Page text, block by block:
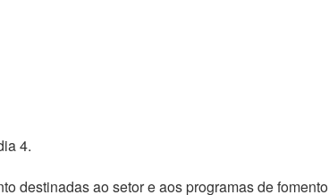
4.
destinadas ao setor e aos programas de fomento